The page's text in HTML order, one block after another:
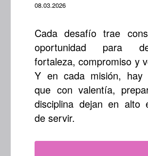
08.03.2026
Cada desafío trae
oportunidad para
fortaleza, compromiso y
Y en cada misión, hay
que con valentía,
disciplina dejan en alto
de servir.